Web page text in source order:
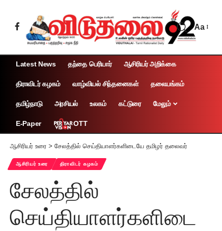
Aa
Latest News தந்தை பெரியார் ஆசிரியர் அறிக்கை
திராவிடர் கழகம் வாழ்வியல் சிந்தனைகள் தலையங்கம்
தமிழ்நாடு அரசியல் உலகம் கட்டுரை மேலும்
E-Paper OTT
ஆசிரியர் உரை > சேலத்தில் செய்தியாளர்களிடையே தமிழர் தலைவர்
ஆசிரியர் உரை திராவிடர் கழகம்
சேலத்தில்
செய்தியாளர்களிடை